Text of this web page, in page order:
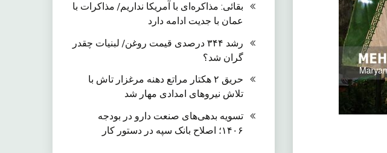
بقائی: مذاکره‌ای با آمریکا نداریم/ مذاکرات با
عمان با جدیت ادامه دارد
رشد ۳۴۴ درصدی قیمت روغن/ لبنیات چقدر
گران شد؟
حریق ۲ هکتار مراتع دهنه مرغزار تاش با
تلاش نیروهای امدادی مهار شد
تسویه بدهی‌های صنعت دارو در بودجه
۱۴۰۶؛ اصلاح بانک سپه در دستور کار